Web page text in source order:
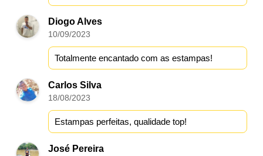
Diogo Alves
10/09/2023
Totalmente encantado com as estampas!
Carlos Silva
18/08/2023
Estampas perfeitas, qualidade top!
José Pereira